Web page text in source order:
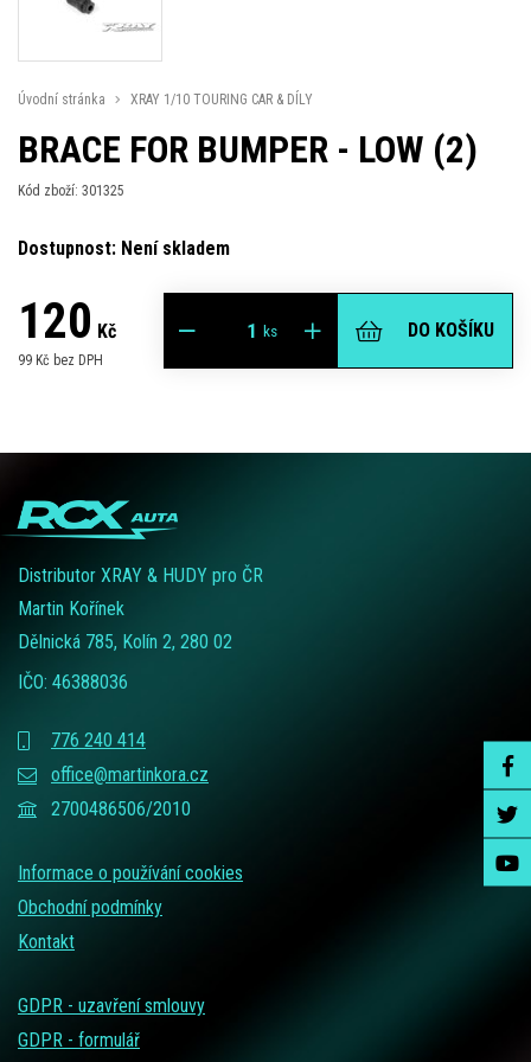
Úvodní stránka XRAY 1/10 TOURING CAR & DÍLY
BRACE FOR BUMPER - LOW (2)
Kód zboží: 301325
Dostupnost: Není skladem
120 Kč
99 Kč bez DPH
ks DO KOŠÍKU
Distributor XRAY & HUDY pro ČR
Martin Kořínek
Dělnická 785, Kolín 2, 280 02
IČO: 46388036
776 240 414
office@martinkora.cz
2700486506/2010
Informace o používání cookies
Obchodní podmínky
Kontakt
GDPR - uzavření smlouvy
GDPR - formulář